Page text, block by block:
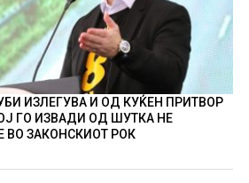
ИЗЛЕГУВА И ОД КУЌЕН ПРИТВОР
ГО ИЗВАДИ ОД ШУТКА НЕ
ВО ЗАКОНСКИОТ РОК